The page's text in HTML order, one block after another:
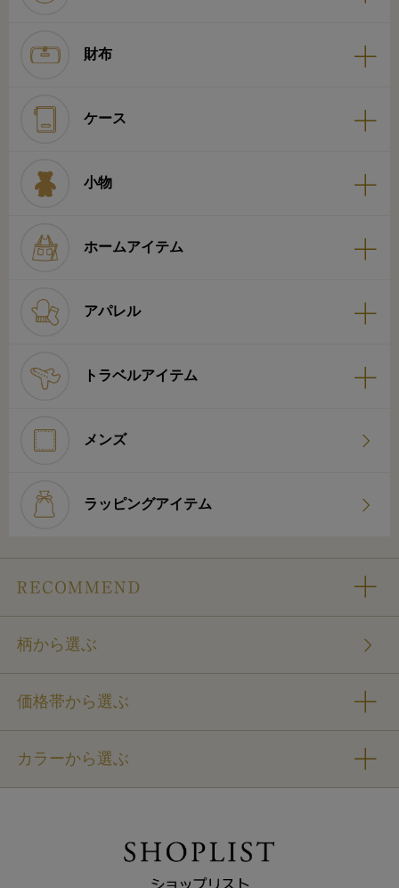
財布
ケース
小物
ホームアイテム
アパレル
トラベルアイテム
メンズ
ラッピングアイテム
柄から選ぶ
価格帯から選ぶ
カラーから選ぶ